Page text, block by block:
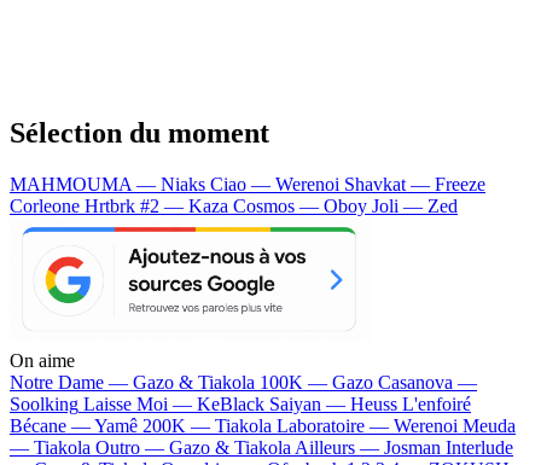
Sélection du moment
MAHMOUMA — Niaks Ciao — Werenoi Shavkat — Freeze
Corleone Hrtbrk #2 — Kaza Cosmos — Oboy Joli — Zed
On aime
Notre Dame — Gazo & Tiakola 100K — Gazo Casanova —
Soolking Laisse Moi — KeBlack Saiyan — Heuss L'enfoiré
Bécane —Yamê 200K — Tiakola Laboratoire — Werenoi Meuda
— Tiakola Outro — Gazo & Tiakola Ailleurs — Josman Interlude